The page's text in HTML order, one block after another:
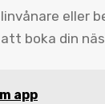
eller
boka din
app